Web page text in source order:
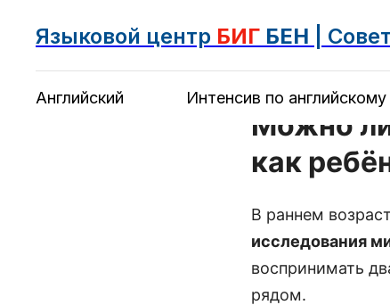
Языковой центр БИГ БЕН |
Английский Интенсив по
Можно ли
как
В раннем
исследования
воспринимать
рядом.